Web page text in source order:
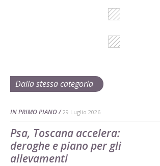
Dalla stessa categoria
IN PRIMO PIANO 29 Luglio 2026
Psa, Toscana accelera:
deroghe e piano per gli
allevamenti